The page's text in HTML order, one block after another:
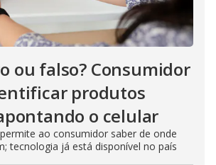
ou falso? Consumidor
produtos
o celular
ao consumidor saber de onde
tecnologia já está disponível no país